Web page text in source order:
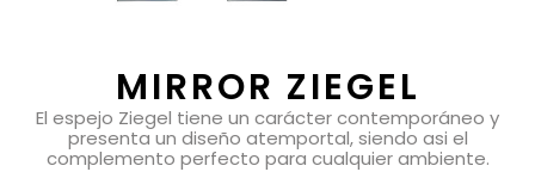
MIRROR ZIEGEL
El espejo Ziegel tiene un carácter contemporáneo y
presenta un diseño atemportal, siendo asi el
complemento perfecto para cualquier ambiente.